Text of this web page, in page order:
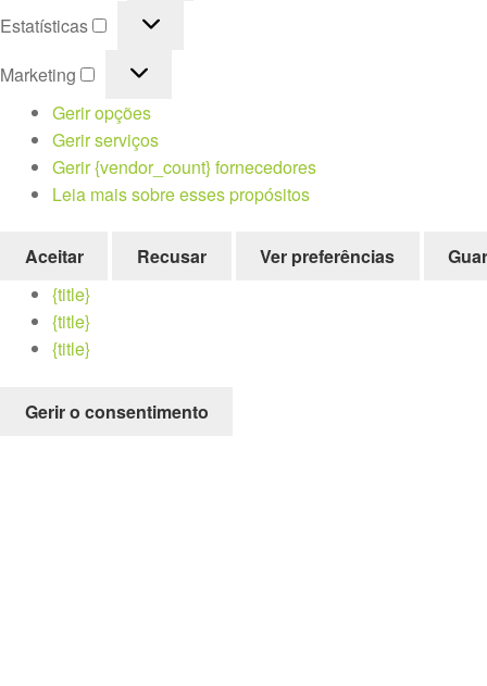
Estatísticas Estatísticas
Marketing
Marketing
Gerir opções
Gerir serviços
Gerir {vendor_count} fornecedores
Leia mais sobre esses propósitos
Aceitar Recusar Ver preferências
{title}
{title}
{title}
Gerir o consentimento